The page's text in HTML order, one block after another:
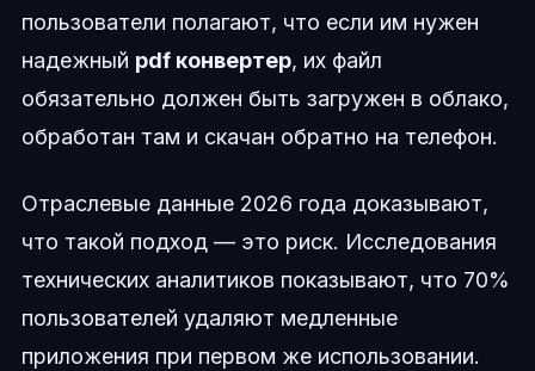
пользователи полагают, что если им нужен
надежный pdf конвертер, их файл
обязательно должен быть загружен в облако,
обработан там и скачан обратно на телефон.
Отраслевые данные 2026 года доказывают,
что такой подход — это риск. Исследования
технических аналитиков показывают, что 70%
пользователей удаляют медленные
приложения при первом же использовании.